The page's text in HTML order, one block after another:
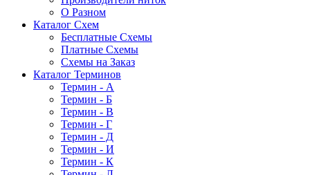
О Разном
Каталог Схем
Бесплатные Схемы
Платные Схемы
Схемы на Заказ
Каталог Терминов
Термин - А
Термин - Б
Термин - В
Термин - Г
Термин - Д
Термин - И
Термин - К